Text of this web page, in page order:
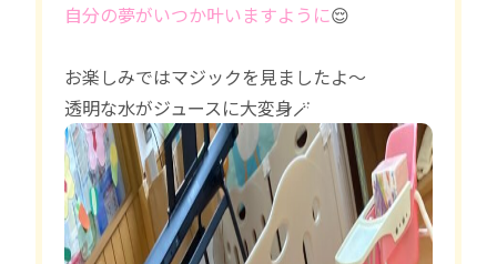
自分の夢がいつか叶いますように😌
お楽しみではマジックを見ましたよ〜
透明な水がジュースに大変身🪄